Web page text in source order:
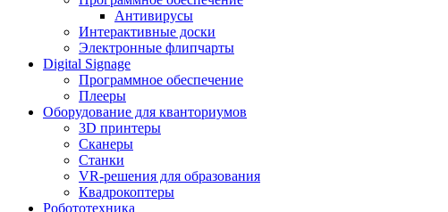
Антивирусы
Интерактивные доски
Электронные флипчарты
Digital Signage
Программное обеспечение
Плееры
Оборудование для кванториумов
3D принтеры
Сканеры
Станки
VR-решения для образования
Квадрокоптеры
Робототехника